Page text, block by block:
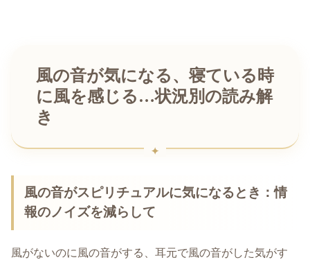
風の音が気になる、寝ている時
に風を感じる…状況別の読み解
き
風の音がスピリチュアルに気になるとき：情
報のノイズを減らして
風がないのに風の音がする、耳元で風の音がした気がす